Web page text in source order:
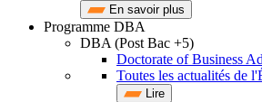
En savoir plus
Programme DBA
DBA (Post Bac +5)
Doctorate of Business
Toutes les actualités de
Lire